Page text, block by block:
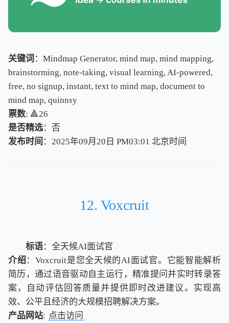
关键词 ：Mindmap Generator, mind map, mind mapping,
brainstorming, note-taking, visual learning, AI-powered,
free, no signup, instant, text to mind map, document to
mind map, quinnsy
票数: 🔺26
是否精选：否
发布时间 ：2025年09月20日 PM03:01 北京时间
北京时间
12. Voxcruit
标语：全天候AI面试官
介绍：Voxcruit是您全天候的AI面试官。它能智能解析
简历，通过语音驱动自主运行，精准提问并实时转录答
案，自动评估回答质量并提供即时改进建议。实现高
效、公平且经济的大规模招聘解决方案。
产品网站: 点击访问